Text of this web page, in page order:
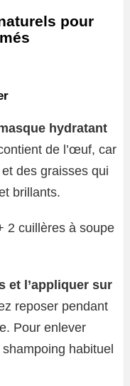
pour
hydratant
de l’œuf, car
des graisses qui
brillants.
2 cuillères à soupe
et l’appliquer sur
reposer pendant
Pour enlever
habituel